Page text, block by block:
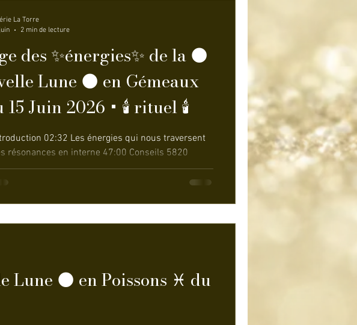
des ✨énergies✨ de la 🌑
Lune 🌑 en Gémeaux
15 Juin 2026 + 🕯️ rituel 🕯️
Bonjour à Tou(te)s ! 🌺 C'est une Nouvelle
sur la (re)découverte de nos forces. Elle a pour
Je vous souhaite de vous accomplir ✨
La Torre
2 min de lecture
🌑 en Poissons ♓ du